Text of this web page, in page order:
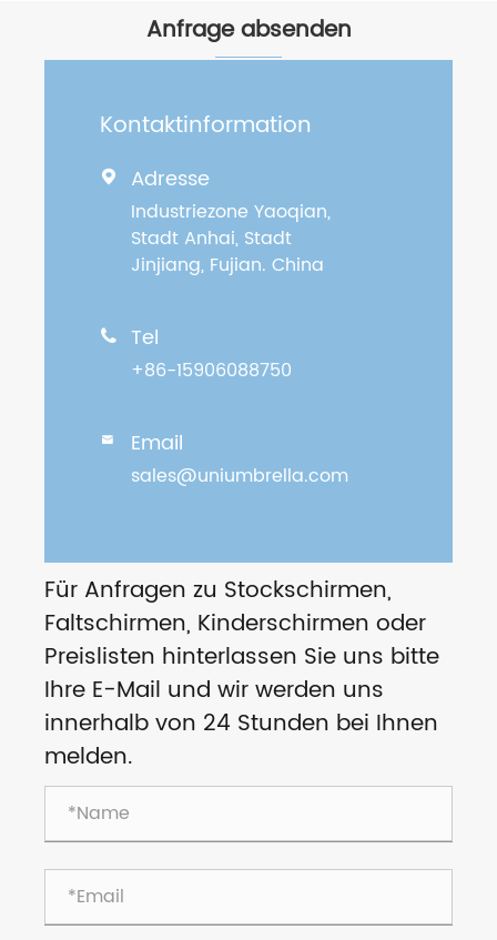
Anfrage absenden
Kontaktinformation
 Adresse
Industriezone Yaoqian,
Stadt Anhai, Stadt
Jinjiang, Fujian. China
 Tel
+86-15906088750
 Email
sales@uniumbrella.com
Für Anfragen zu Stockschirmen,
Faltschirmen, Kinderschirmen oder
Preislisten hinterlassen Sie uns bitte
Ihre E-Mail und wir werden uns
innerhalb von 24 Stunden bei Ihnen
melden.